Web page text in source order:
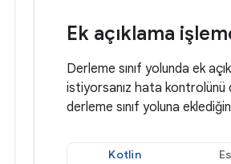
Ek açıklama
Derleme sınıf yolunda ek
istiyorsanız hata kontrolünü
derleme sınıf yoluna
Kotlin